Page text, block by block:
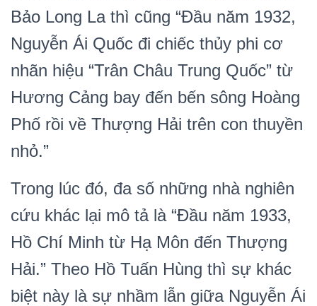
Bảo Long La thì cũng “Đầu năm 1932,
Nguyễn Ái Quốc đi chiếc thủy phi cơ
nhãn hiệu “Trân Châu Trung Quốc” từ
Hương Cảng bay đến bến sông Hoàng
Phố rồi về Thượng Hải trên con thuyền
nhỏ.”
Trong lúc đó, đa số những nhà nghiên
cứu khác lại mô tả là “Đầu năm 1933,
Hồ Chí Minh từ Hạ Môn đến Thượng
Hải.” Theo Hồ Tuấn Hùng thì sự khác
biệt này là sự nhầm lẫn giữa Nguyễn Ái